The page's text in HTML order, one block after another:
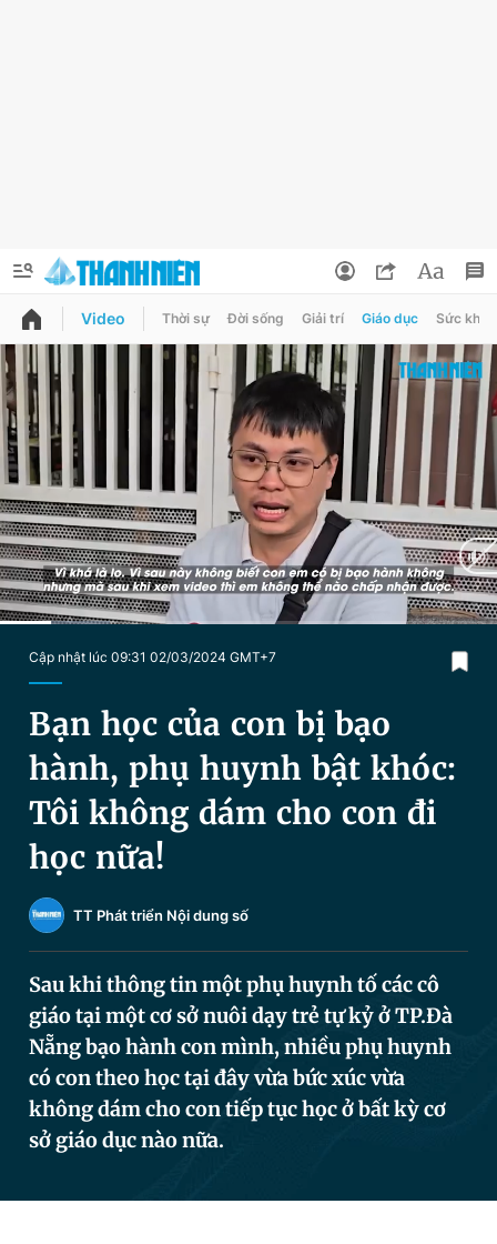
QUẢNG CÁO
Chuyên mục
Chuyên mục khác
Chào ngày mới Tin 24h
Video Magazine
Sản phẩm khác
Tiện ích
Thông tin tòa soạn
Đọc Thanh Niên trên điện thoại
Theo dõi báo trên
Thông tin tài khoản
Đổi mật khẩu
Tin đã lưu
Tin đã xem
Đăng xuất
Video Thời sự Đời sống Giải trí Giáo dục Sức khỏe
Cập nhật lúc 09:31 02/03/2024 GMT+7
Bạn học của con bị bạo
hành, phụ huynh bật khóc:
Tôi không dám cho con đi
học nữa!
TT Phát triển Nội dung số
Sau khi thông tin một phụ huynh tố các cô
giáo tại một cơ sở nuôi dạy trẻ tự kỷ ở TP.Đà
Nẵng bạo hành con mình, nhiều phụ huynh
có con theo học tại đây vừa bức xúc vừa
không dám cho con tiếp tục học ở bất kỳ cơ
sở giáo dục nào nữa.